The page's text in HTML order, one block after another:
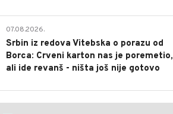
07.08.2026.
Srbin iz redova Vitebska o porazu od
Borca: Crveni karton nas je poremetio,
ali ide revanš - ništa još nije gotovo